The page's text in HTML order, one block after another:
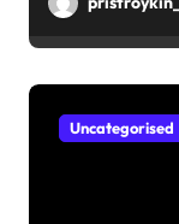
Uncategorised